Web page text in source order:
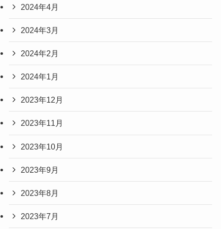
2024年4月
2024年3月
2024年2月
2024年1月
2023年12月
2023年11月
2023年10月
2023年9月
2023年8月
2023年7月